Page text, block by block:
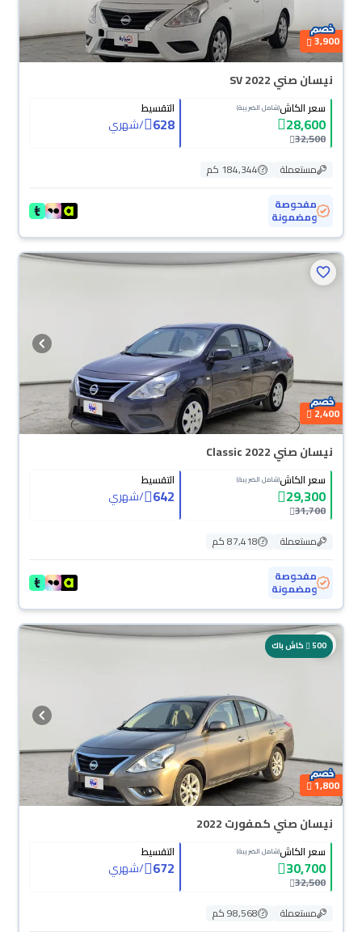
3,900
نيسان صني SV 2022
سعر الكاش(شامل الضريبة)
28,600
32,500
التقسيط
628
/شهري
مستعملة
184,344 كم
مفحوصة
ومضمونة
2,400
نيسان صني Classic 2022
سعر الكاش(شامل الضريبة)
29,300
31,700
التقسيط
642
/شهري
مستعملة
87,418 كم
مفحوصة
ومضمونة
500 كاش باك
1,800
نيسان صني كمفورت 2022
سعر الكاش(شامل الضريبة)
30,700
32,500
التقسيط
672
/شهري
مستعملة
98,568 كم